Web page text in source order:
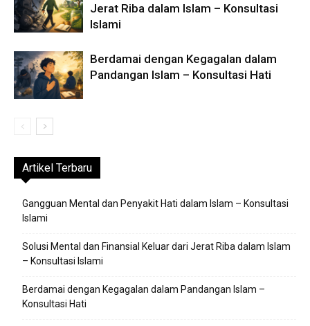
Jerat Riba dalam Islam – Konsultasi
Islami
Berdamai dengan Kegagalan dalam
Pandangan Islam – Konsultasi Hati
Artikel Terbaru
Gangguan Mental dan Penyakit Hati dalam Islam – Konsultasi
Islami
Solusi Mental dan Finansial Keluar dari Jerat Riba dalam Islam
– Konsultasi Islami
Berdamai dengan Kegagalan dalam Pandangan Islam –
Konsultasi Hati